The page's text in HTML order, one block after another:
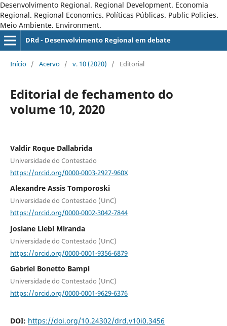
Desenvolvimento Regional. Regional Development. Economia
Regional. Regional Economics. Políticas Públicas. Public Policies.
Meio Ambiente. Environment.
DRd - Desenvolvimento Regional em debate
Início / Acervo / v. 10 (2020) / Editorial
Editorial de fechamento do
volume 10, 2020
Valdir Roque Dallabrida
Universidade do Contestado
https://orcid.org/0000-0003-2927-960X
Alexandre Assis Tomporoski
Universidade do Contestado (UnC)
https://orcid.org/0000-0002-3042-7844
Josiane Liebl Miranda
Universidade do Contestado (UnC)
https://orcid.org/0000-0001-9356-6879
Gabriel Bonetto Bampi
Universidade do Contestado (UnC)
https://orcid.org/0000-0001-9629-6376
DOI: https://doi.org/10.24302/drd.v10i0.3456